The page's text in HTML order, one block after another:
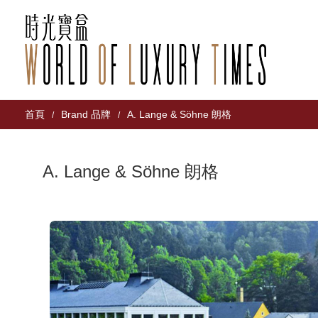
首頁 / Brand 品牌 / A. Lange & Söhne 朗格
A. Lange & Söhne 朗格